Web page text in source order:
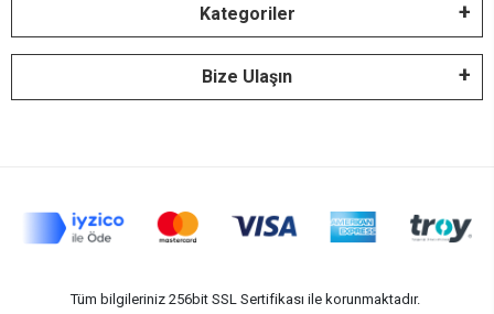
Kategoriler
Bize Ulaşın
Tüm bilgileriniz 256bit SSL Sertifikası ile korunmaktadır.